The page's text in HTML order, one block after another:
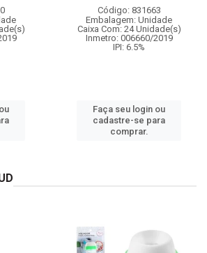
Código: 831663
Embalagem: Unidade
Caixa Com: 24 Unidade(s)
Inmetro: 006660/2019
IPI: 6.5%
Faça seu login ou
cadastre-se para
comprar.